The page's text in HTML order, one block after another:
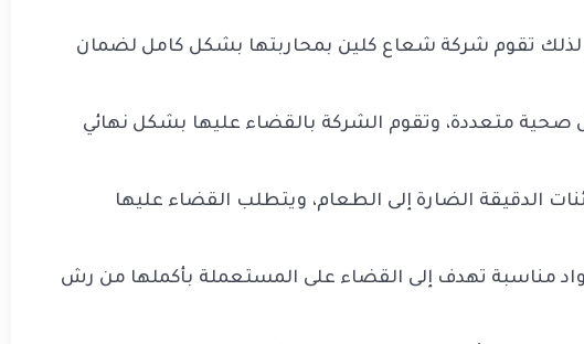
لذلك تقوم شركة شعاع كلين بمحاربتها بشكل كامل لضمان
متعددة، وتقوم الشركة بالقضاء عليها بشكل نهائي
الدقيقة الضارة إلى الطعام، ويتطلب القضاء عليها
مناسبة تهدف إلى القضاء على المستعملة بأكملها من رش